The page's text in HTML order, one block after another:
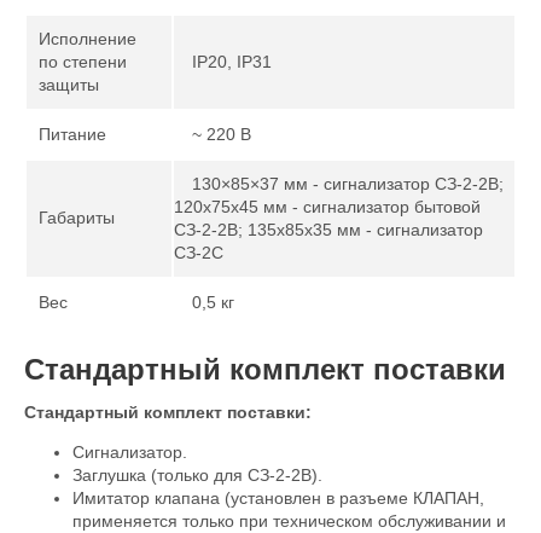
Исполнение
по степени
защиты
IP20, IP31
Питание ~ 220 В
Габариты
130×85×37 мм - сигнализатор СЗ-2-2В;
120х75х45 мм - сигнализатор бытовой
СЗ-2-2В; 135х85х35 мм - сигнализатор
СЗ-2С
Вес 0,5 кг
Стандартный комплект поставки
Стандартный комплект поставки:
Сигнализатор.
Заглушка (только для СЗ-2-2В).
Имитатор клапана (установлен в разъеме КЛАПАН,
применяется только при техническом обслуживании и